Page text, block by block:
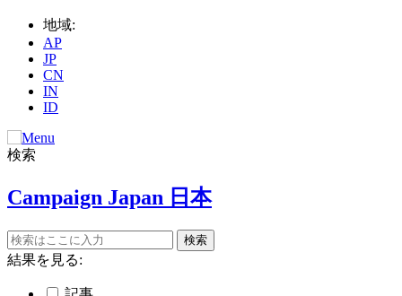
地域:
AP
JP
CN
IN
ID
検索
Campaign Japan 日本
結果を見る: